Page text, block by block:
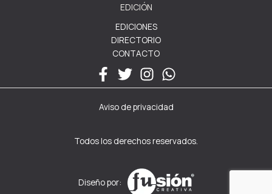
EDICIÓN
EDICIONES
DIRECTORIO
CONTACTO
Aviso de privacidad
Todos los derechos reservados.
Diseño por: